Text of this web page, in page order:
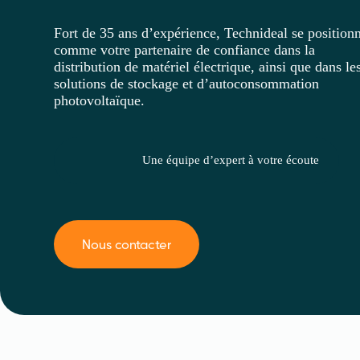
Fort de 35 ans d’expérience, Technideal se
comme votre partenaire de confiance dans la
distribution de matériel électrique, ainsi que dans
solutions de stockage et d’autoconsommation
photovoltaïque.
Une équipe d’expert à votre écoute
Nous contacter